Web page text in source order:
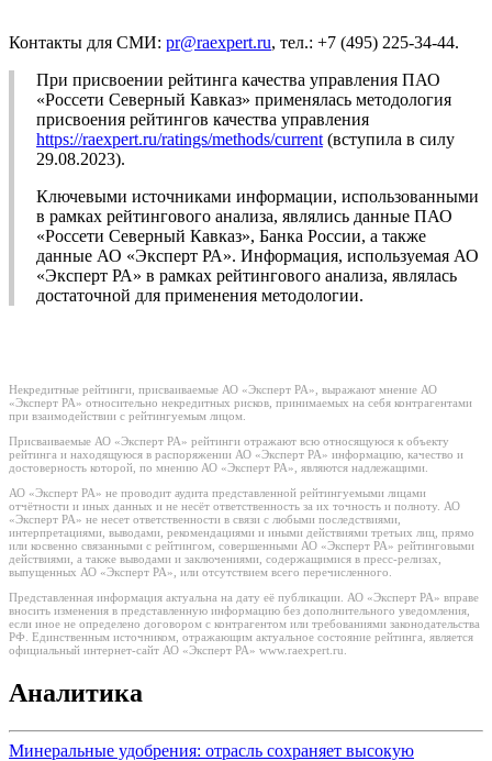
Контакты для СМИ: pr@raexpert.ru, тел.: +7 (495) 225-34-44.
При присвоении рейтинга качества управления ПАО
«Россети Северный Кавказ» применялась методология
присвоения рейтингов качества управления
https://raexpert.ru/ratings/methods/current (вступила в силу
29.08.2023).
Ключевыми источниками информации, использованными
в рамках рейтингового анализа, являлись данные ПАО
«Россети Северный Кавказ», Банка России, а также
данные АО «Эксперт РА». Информация, используемая АО
«Эксперт РА» в рамках рейтингового анализа, являлась
достаточной для применения методологии.
Некредитные рейтинги, присваиваемые АО «Эксперт РА», выражают мнение АО
«Эксперт РА» относительно некредитных рисков, принимаемых на себя контрагентами
при взаимодействии с рейтингуемым лицом.
Присваиваемые АО «Эксперт РА» рейтинги отражают всю относящуюся к объекту
рейтинга и находящуюся в распоряжении АО «Эксперт РА» информацию, качество и
достоверность которой, по мнению АО «Эксперт РА», являются надлежащими.
АО «Эксперт РА» не проводит аудита представленной рейтингуемыми лицами
отчётности и иных данных и не несёт ответственность за их точность и полноту. АО
«Эксперт РА» не несет ответственности в связи с любыми последствиями,
интерпретациями, выводами, рекомендациями и иными действиями третьих лиц, прямо
или косвенно связанными с рейтингом, совершенными АО «Эксперт РА» рейтинговыми
действиями, а также выводами и заключениями, содержащимися в пресс-релизах,
выпущенных АО «Эксперт РА», или отсутствием всего перечисленного.
Представленная информация актуальна на дату её публикации. АО «Эксперт РА» вправе
вносить изменения в представленную информацию без дополнительного уведомления,
если иное не определено договором с контрагентом или требованиями законодательства
РФ. Единственным источником, отражающим актуальное состояние рейтинга, является
официальный интернет-сайт АО «Эксперт РА» www.raexpert.ru.
Аналитика
Минеральные удобрения: отрасль сохраняет высокую